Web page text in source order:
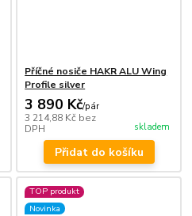
Příčné nosiče HAKR ALU Wing
Profile silver
3 890 Kč/pár
3 214,88 Kč bez
DPH
skladem
Přidat do košíku
TOP produkt
Novinka